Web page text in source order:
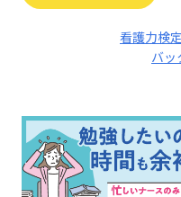
看護力検
バッ